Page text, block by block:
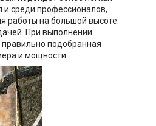
и среди профессионалов,
работы на большой высоте.
При выполнении
подобранная
и мощности.